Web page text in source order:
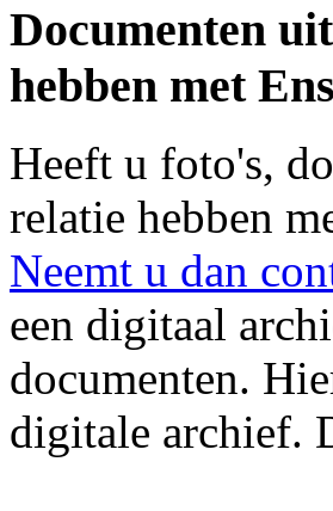
Documenten
hebben met
Heeft u foto's,
relatie hebben
Neemt u dan
een digitaal
documenten.
digitale archief.